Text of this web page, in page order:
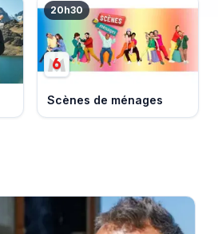
20h30
Scènes de ménages